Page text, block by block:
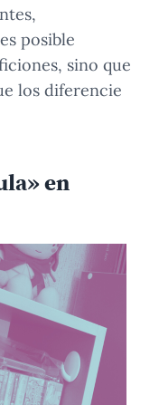
posible
sino que
los diferencie
en